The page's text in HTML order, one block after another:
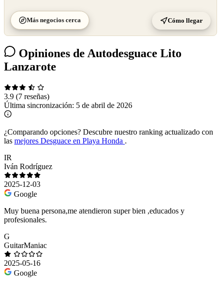
Más negocios cerca Cómo llegar
Opiniones de Autodesguace Lito
Lanzarote
3.9 (7 reseñas)
Última sincronización: 5 de abril de 2026
¿Comparando opciones? Descubre nuestro ranking actualizado con
las mejores Desguace en Playa Honda .
IR
Iván Rodríguez
2025-12-03
Google
Muy buena persona,me atendieron super bien ,educados y
profesionales.
G
GuitarManiac
2025-05-16
Google